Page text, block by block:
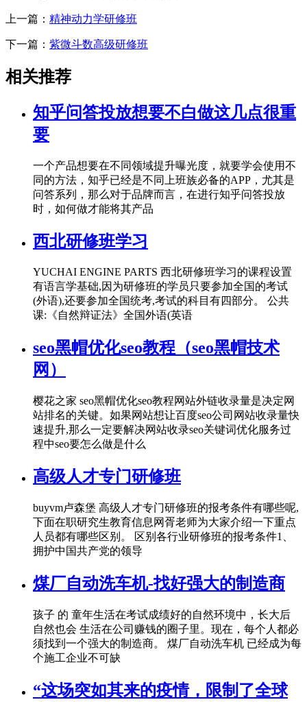
上一篇： 精神动力学研修班
下一篇： 紫微斗数高级研修班
相关推荐
知乎问答投放想要不白做这几点很重
要
一个产品想要在不同领域提升曝光度，就要学会使用不
同的方法，知乎已经是不同上班族必备的APP，尤其是
问答系列，那么对于品牌而言，在进行知乎问答投放
时，如何做才能将其产品
西北研修班学习
YUCHAI ENGINE PARTS 西北研修班学习的课程设置
有语言学基础,因为研修班的学员只要参加全国的考试
(外语),还要参加全国统考,考试的科目有四部分。 公共
课:《自然辩证法》全国外语(英语
seo黑帽优化seo教程（seo黑帽技术
网）
樱花之家 seo黑帽优化seo教程网站外链收录量是决定网
站排名的关键。如果网站想让百度seo公司网站收录量快
速提升,那么一定要解决网站收录seo关键词优化服务过
程中seo要怎么做是什么
高级人才专门研修班
buyvm卢森堡 高级人才专门研修班的报考条件有哪些呢,
下面在职研究生教育信息网胥老师为大家介绍一下重点
人员都有哪些区别。 区别各行业研修班的报考条件1、
拥护中国共产党的领导
煤厂自动洗车机-找好强大的制造商
孩子 的 童年生活在考试成绩好的自然环境中，长大后
自然也会 生活在公司赚钱的圈子里。现在，每个人都必
须找到一个强大的制造商。 煤厂自动洗车机 已经成为每
个施工企业不可缺
“这场突如其来的疫情，限制了全球